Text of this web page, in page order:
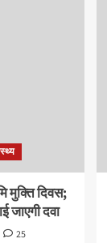
मुक्ति दिवस;
जाएगी दवा
25